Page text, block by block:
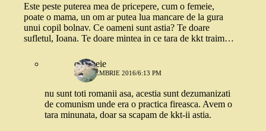
Este peste puterea mea de pricepere, cum o femeie,
poate o mama, un om ar putea lua mancare de la gura
unui copil bolnav. Ce oameni sunt astia? Te doare
sufletul, Ioana. Te doare mintea in ce tara de kkt traim…
o femeie
2 SEPTEMBRIE 2016/6:13 PM
nu sunt toti romanii asa, acestia sunt dezumanizati
de comunism unde era o practica fireasca. Avem o
tara minunata, doar sa scapam de kkt-ii astia.